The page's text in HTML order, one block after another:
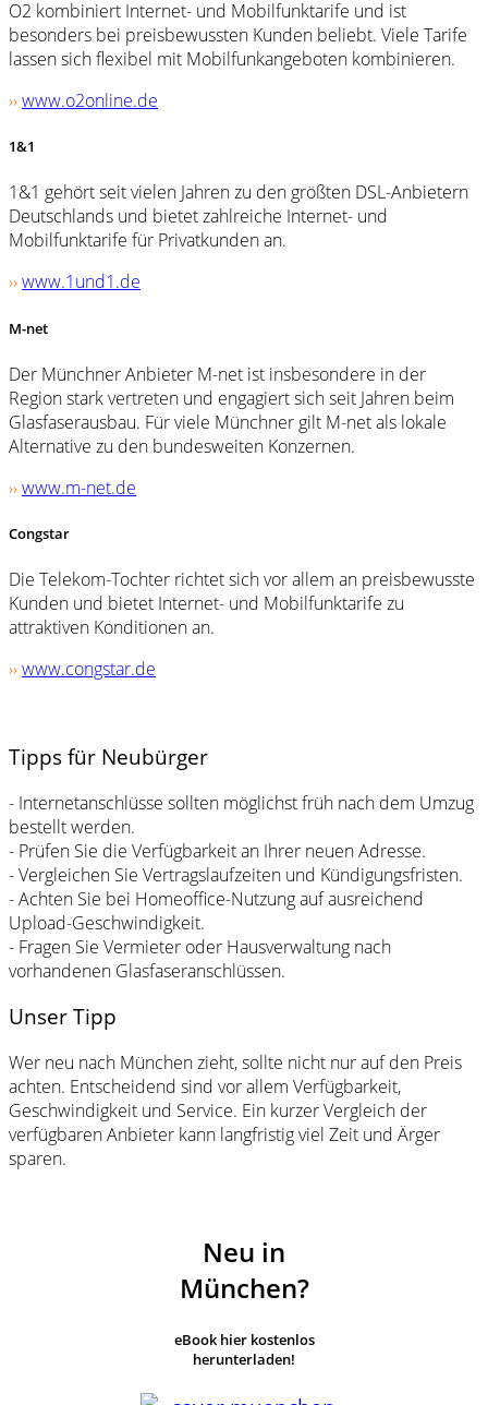
O2 kombiniert Internet- und Mobilfunktarife und ist
besonders bei preisbewussten Kunden beliebt. Viele Tarife
lassen sich flexibel mit Mobilfunkangeboten kombinieren.
››www.o2online.de
1&1
1&1 gehört seit vielen Jahren zu den größten DSL-Anbietern
Deutschlands und bietet zahlreiche Internet- und
Mobilfunktarife für Privatkunden an.
››www.1und1.de
M-net
Der Münchner Anbieter M-net ist insbesondere in der
Region stark vertreten und engagiert sich seit Jahren beim
Glasfaserausbau. Für viele Münchner gilt M-net als lokale
Alternative zu den bundesweiten Konzernen.
››www.m-net.de
Congstar
Die Telekom-Tochter richtet sich vor allem an preisbewusste
Kunden und bietet Internet- und Mobilfunktarife zu
attraktiven Konditionen an.
››www.congstar.de
Tipps für Neubürger
- Internetanschlüsse sollten möglichst früh nach dem Umzug
bestellt werden.
- Prüfen Sie die Verfügbarkeit an Ihrer neuen Adresse.
- Vergleichen Sie Vertragslaufzeiten und Kündigungsfristen.
- Achten Sie bei Homeoffice-Nutzung auf ausreichend
Upload-Geschwindigkeit.
- Fragen Sie Vermieter oder Hausverwaltung nach
vorhandenen Glasfaseranschlüssen.
Unser Tipp
Wer neu nach München zieht, sollte nicht nur auf den Preis
achten. Entscheidend sind vor allem Verfügbarkeit,
Geschwindigkeit und Service. Ein kurzer Vergleich der
verfügbaren Anbieter kann langfristig viel Zeit und Ärger
sparen.
Neu in
München?
eBook hier kostenlos
herunterladen!